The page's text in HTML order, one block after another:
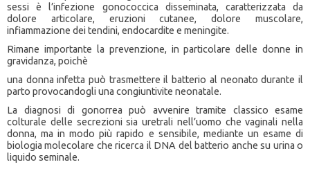
sessi è l’infezione gonococcica disseminata, caratterizzata da
dolore articolare, eruzioni cutanee, dolore muscolare,
infiammazione dei tendini, endocardite e meningite.
Rimane importante la prevenzione, in particolare delle donne in
gravidanza, poichè
una donna infetta può trasmettere il batterio al neonato durante il
parto provocandogli una congiuntivite neonatale.
La diagnosi di gonorrea può avvenire tramite classico esame
colturale delle secrezioni sia uretrali nell’uomo che vaginali nella
donna, ma in modo più rapido e sensibile, mediante un esame di
biologia molecolare che ricerca il DNA del batterio anche su urina o
liquido seminale.